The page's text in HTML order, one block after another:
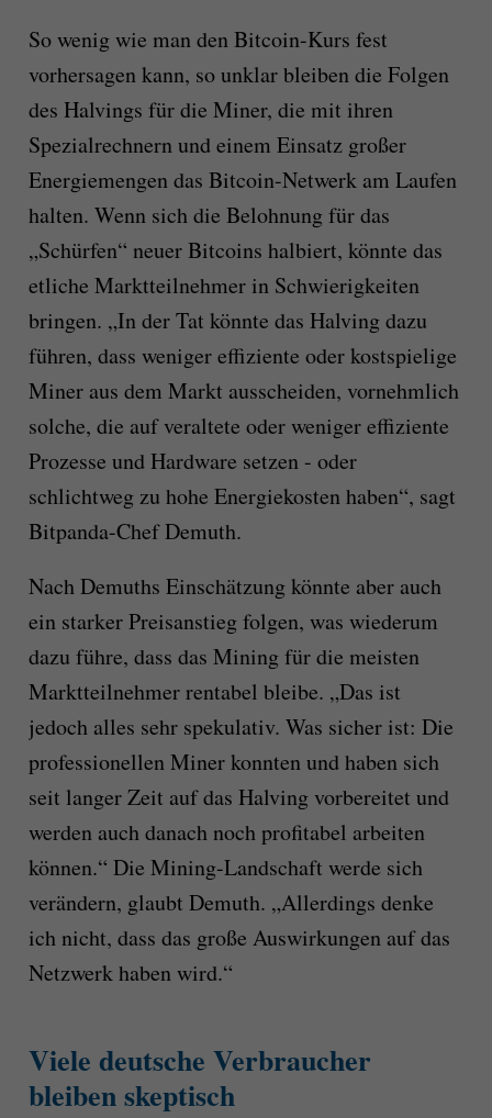
So wenig wie man den Bitcoin-Kurs fest
vorhersagen kann, so unklar bleiben die Folgen
des Halvings für die Miner, die mit ihren
Spezialrechnern und einem Einsatz großer
Energiemengen das Bitcoin-Netwerk am Laufen
halten. Wenn sich die Belohnung für das
„Schürfen“ neuer Bitcoins halbiert, könnte das
etliche Marktteilnehmer in Schwierigkeiten
bringen. „In der Tat könnte das Halving dazu
führen, dass weniger effiziente oder kostspielige
Miner aus dem Markt ausscheiden, vornehmlich
solche, die auf veraltete oder weniger effiziente
Prozesse und Hardware setzen - oder
schlichtweg zu hohe Energiekosten haben“, sagt
Bitpanda-Chef Demuth.
Nach Demuths Einschätzung könnte aber auch
ein starker Preisanstieg folgen, was wiederum
dazu führe, dass das Mining für die meisten
Marktteilnehmer rentabel bleibe. „Das ist
jedoch alles sehr spekulativ. Was sicher ist: Die
professionellen Miner konnten und haben sich
seit langer Zeit auf das Halving vorbereitet und
werden auch danach noch profitabel arbeiten
können.“ Die Mining-Landschaft werde sich
verändern, glaubt Demuth. „Allerdings denke
ich nicht, dass das große Auswirkungen auf das
Netzwerk haben wird.“
Viele deutsche Verbraucher
bleiben skeptisch